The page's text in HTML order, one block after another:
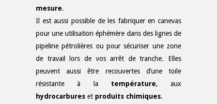
mesure.
Il est aussi possible de les fabriquer en canevas
pour une utilisation éphémère dans des lignes de
pipeline pétrolières ou pour sécuriser une zone
de travail lors de vos arrêt de tranche. Elles
peuvent aussi être recouvertes d’une toile
résistante à la température, aux
hydrocarbures et produits chimiques.